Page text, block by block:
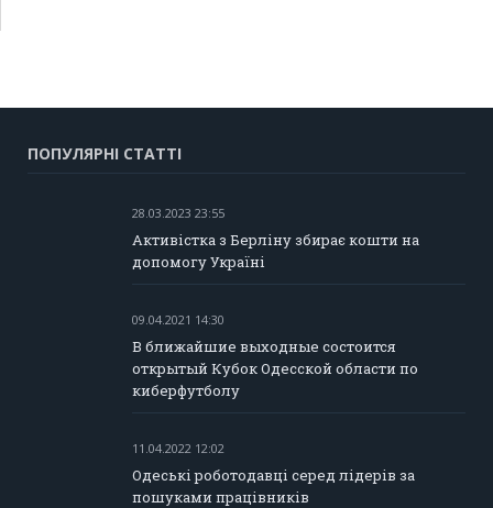
ПОПУЛЯРНІ СТАТТІ
28.03.2023 23:55
Активістка з Берліну збирає кошти на
допомогу Україні
09.04.2021 14:30
В ближайшие выходные состоится
открытый Кубок Одесской области по
киберфутболу
11.04.2022 12:02
Одеські роботодавці серед лідерів за
пошуками працівників